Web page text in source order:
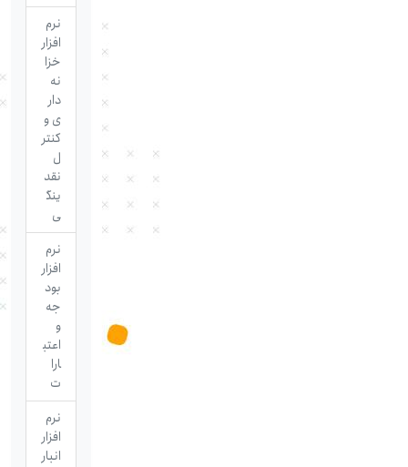
نرم
افزار
خزا
نه
دار
ی و
کنتر
نقد
ینگ
ی
نرم
افزار
بود
جه
اعتب
ارا
ت
نرم
افزار
انبار